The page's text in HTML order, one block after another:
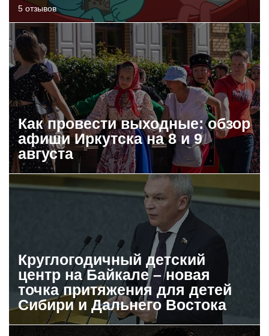
5 отзывов
Как провести выходные: обзор
афиши Иркутска на 8 и 9
августа
Круглогодичный детский
центр на Байкале – новая
точка притяжения для детей
Сибири и Дальнего Востока